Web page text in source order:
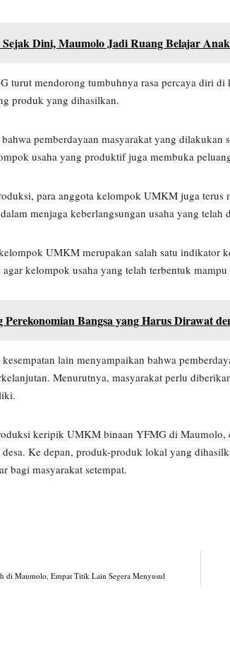
Dini, Maumolo Jadi Ruang Belajar
turut mendorong tumbuhnya rasa percaya diri
produk yang dihasilkan.
pemberdayaan masyarakat yang
usaha yang produktif juga membuka
para anggota kelompok UMKM juga terus
menjaga keberlangsungan usaha yang telah
UMKM merupakan salah satu indikator
kelompok usaha yang telah terbentuk
Bangsa yang Harus Dirawat
lain menyampaikan bahwa
Menurutnya, masyarakat perlu
keripik UMKM binaan YFMG di
Ke depan, produk-produk lokal yang
bagi masyarakat setempat.
di Maumolo, Empat Titik Lain Segera Menyusul